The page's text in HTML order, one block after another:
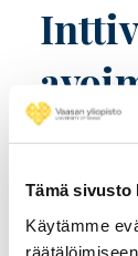
Tämä sivusto
Käytämme
Ns.
1.1.2019